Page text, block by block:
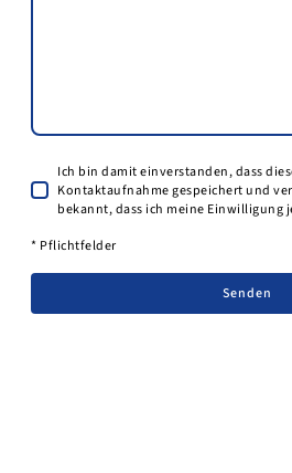
Ich bin damit einverstanden, dass
Kontaktaufnahme gespeichert und
bekannt, dass ich meine Einwilligung
* Pflichtfelder
Senden